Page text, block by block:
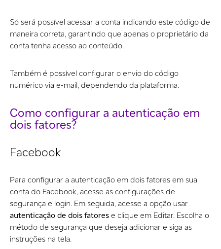
Só será possível acessar a conta indicando este código de
maneira correta, garantindo que apenas o proprietário da
conta tenha acesso ao conteúdo.
Também é possível configurar o envio do código
numérico via e-mail, dependendo da plataforma.
Como configurar a autenticação em
dois fatores?
Facebook
Para configurar a autenticação em dois fatores em sua
conta do Facebook, acesse as configurações de
segurança e login. Em seguida, acesse a opção usar
autenticação de dois fatorese clique em Editar. Escolha o
método de segurança que deseja adicionar e siga as
instruções na tela.